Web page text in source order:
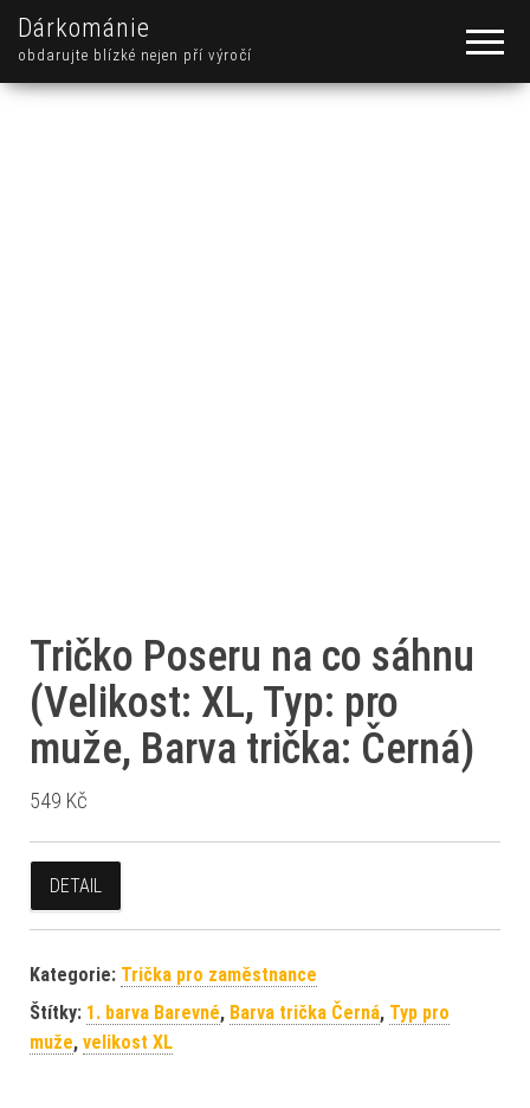
Dárkománie
obdarujte blízké nejen pří výročí
Tričko Poseru na co sáhnu
(Velikost: XL, Typ: pro
muže, Barva trička: Černá)
549 Kč
DETAIL
Kategorie: Trička pro zaměstnance
Štítky: 1. barva Barevné, Barva trička Černá, Typ pro
muže, velikost XL